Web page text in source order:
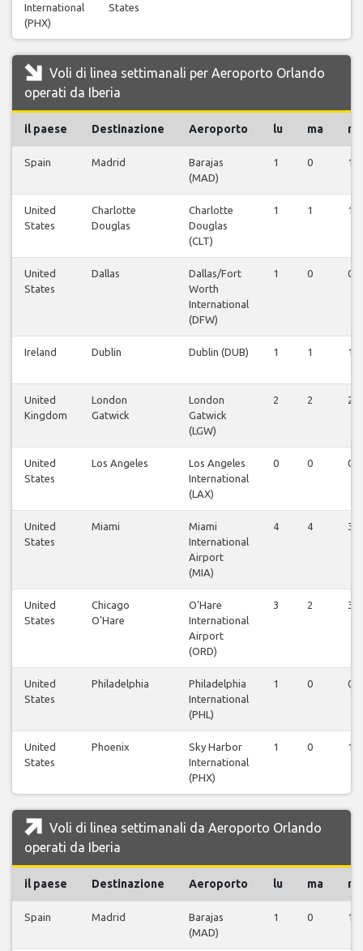
International
(PHX)
States
Voli di linea settimanali per Aeroporto Orlando
operati da Iberia
il paese Destinazione Aeroporto lu ma
Spain Madrid
Barajas
(MAD)
1 0 1
United
States
Charlotte
Douglas
Charlotte
Douglas
(CLT)
1 1 1
United
States
Dallas
Dallas/Fort
Worth
International
(DFW)
1 0 0
Ireland Dublin Dublin (DUB) 1 1 1
United
Kingdom
London
Gatwick
London
Gatwick
(LGW)
2 2 2
United
States
Los Angeles
Los Angeles
International
(LAX)
0 0 0
United
States
Miami
Miami
International
Airport
(MIA)
4 4 3
United
States
Chicago
O'Hare
O'Hare
International
Airport
(ORD)
3 2 3
United
States
Philadelphia
Philadelphia
International
(PHL)
1 0 0
United
States
Phoenix
Sky Harbor
International
(PHX)
1 0 1
Voli di linea settimanali da Aeroporto Orlando
operati da Iberia
il paese Destinazione Aeroporto lu ma
Spain Madrid
Barajas
(MAD)
1 0 1